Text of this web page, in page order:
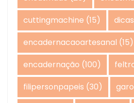
cuttingmachine (15) dicas
encadernacaoartesanal (15)
encadernação (100)
filipersonpapeis (30)